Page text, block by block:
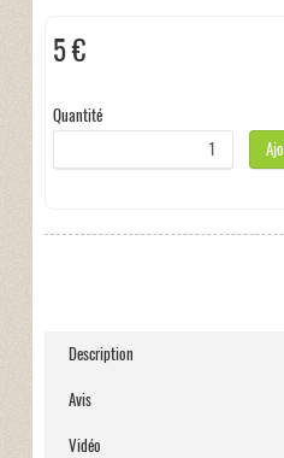
5 €
Quantité
Description
Avis
Vidéo